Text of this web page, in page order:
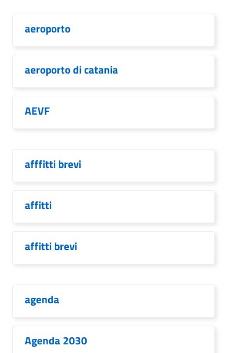
aeroporto
aeroporto di catania
AEVF
afffitti brevi
affitti
affitti brevi
agenda
Agenda 2030